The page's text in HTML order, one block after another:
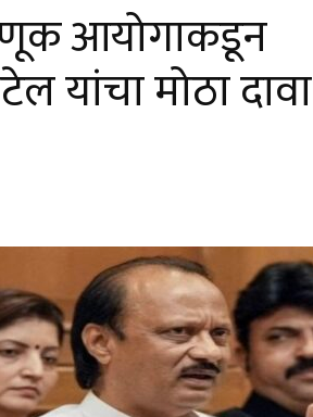
आयोगाकडून
यांचा मोठा दावा